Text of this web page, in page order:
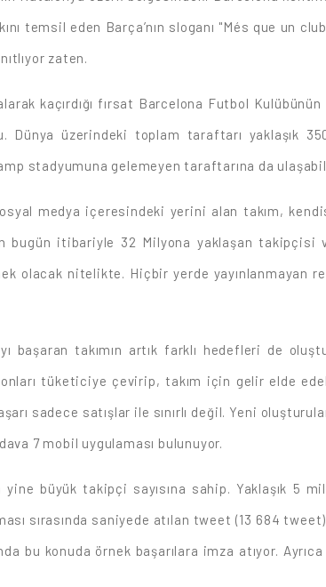
temsil eden Barça’nın sloganı "Més que un
zaten.
kaçırdığı fırsat Barcelona Futbol
Dünya üzerindeki toplam taraftarı yaklaşık
stadyumuna gelemeyen taraftarına da
medya içeresindeki yerini alan takım,
bugün itibariyle 32 Milyona yaklaşan takipçisi
olacak nitelikte. Hiçbir yerde yayınlanmayan
başaran takımın artık farklı hedefleri de
tüketiciye çevirip, takım için gelir elde
sadece satışlar ile sınırlı değil. Yeni
7 mobil uygulaması bulunuyor.
büyük takipçi sayısına sahip. Yaklaşık 5
sırasında saniyede atılan tweet (13 684
bu konuda örnek başarılara imza atıyor.